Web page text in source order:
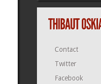
Contact
Twitter
Facebook